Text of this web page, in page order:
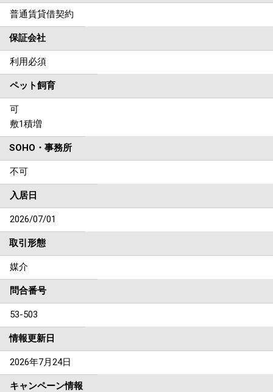
普通賃貸借契約
保証会社
利用必須
ペット飼育
可
敷1積増
SOHO・事務所
不可
入居日
2026/07/01
取引形態
媒介
問合番号
53-503
情報更新日
2026年7月24日
キャンペーン情報